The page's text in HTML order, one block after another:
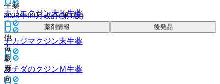
ホリエクジン末Ｋ生薬
ナカジマクジン末生薬
ウチダのクジンＭ生薬
生薬
2023年09月改訂(第1版)
薬剤情報 後発品
他
毒
劇
麻
向